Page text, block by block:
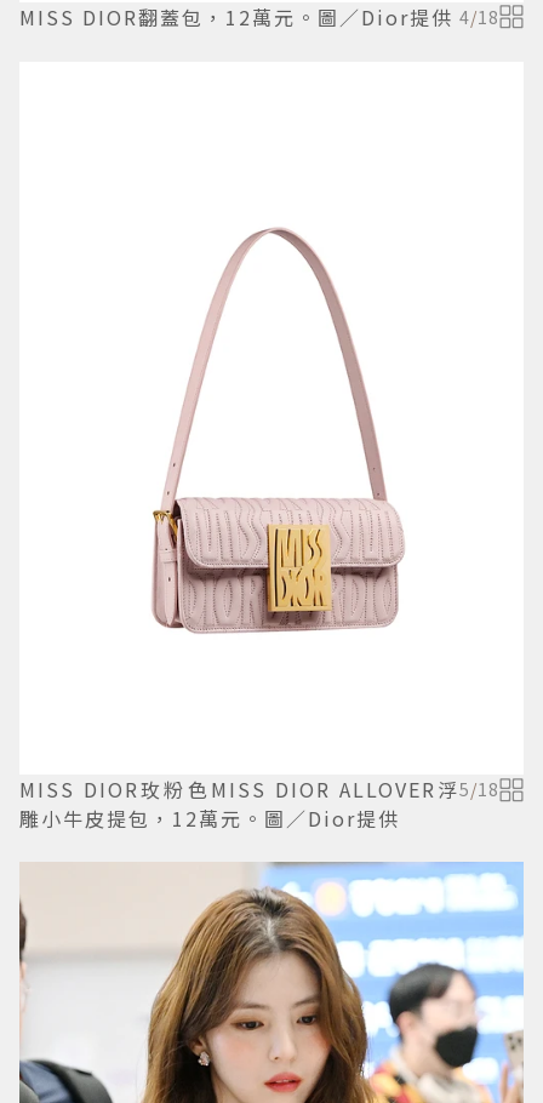
MISS DIOR翻蓋包，12萬元。圖／Dior提供 4/18
MISS DIOR玫粉色MISS DIOR ALLOVER浮
雕小牛皮提包，12萬元。圖／Dior提供
5/18